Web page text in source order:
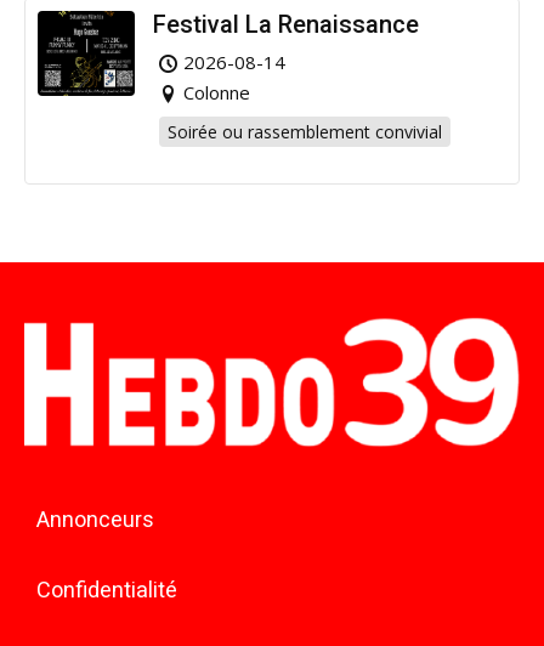
Festival La Renaissance
2026-08-14
Colonne
Soirée ou rassemblement convivial